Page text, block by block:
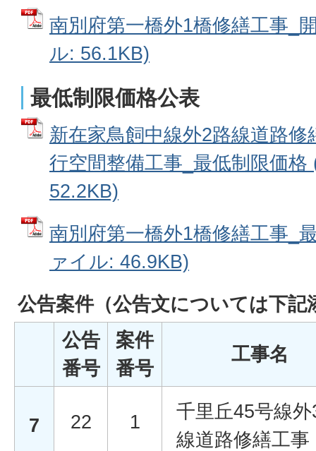
南別府第一橋外1橋修繕工事_
ル: 56.1KB)
最低制限価格公表
新在家鳥飼中線外2路線道路
行空間整備工事_最低制限価
52.2KB)
南別府第一橋外1橋修繕工事_
ァイル: 46.9KB)
公告案件（公告文については下記
公告
番号
案件
番号
工事名
7 22 1
千里丘45号線
線道路修繕工事